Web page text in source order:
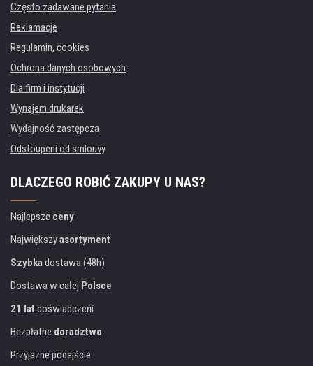
Często zadawane pytania
Reklamacje
Regulamin, cookies
Ochrona danych osobowych
Dla firm i instytucji
Wynajem drukarek
Wydajność zastępcza
Odstoupení od smlouvy
DLACZEGO ROBIĆ ZAKUPY U NAS?
Najlepsze ceny
Największyasortyment
Szybkadostawa (48h)
Dostawa w całej Polsce
21 lat doświadczeńí
Bezpłatne doradztwo
Przyjazne podejście